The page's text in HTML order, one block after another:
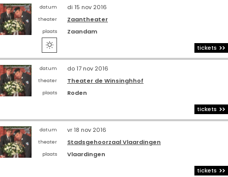
datum di 15 nov 2016
theater Zaantheater
plaats Zaandam
 tickets
datum do 17 nov 2016
theater Theater de Winsinghhof
plaats
Roden
tickets
datum vr 18 nov 2016
theater Stadsgehoorzaal Vlaardingen
plaats
Vlaardingen
tickets